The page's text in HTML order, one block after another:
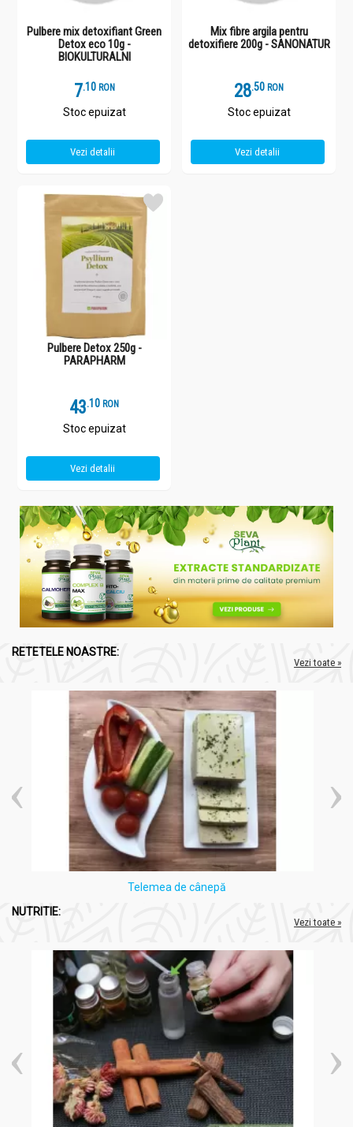
Pulbere mix detoxifiant Green
Detox eco 10g -
BIOKULTURALNI
7.1 RON
Stoc epuizat
Vezi detalii
Mix fibre argila pentru
detoxifiere 200g - SANONATUR
28.5 RON
Stoc epuizat
Vezi detalii
Pulbere Detox 250g -
PARAPHARM
43.1 RON
Stoc epuizat
Vezi detalii
RETETELE NOASTRE:
Vezi toate »
Telemea de cânepă
NUTRITIE:
Vezi toate »